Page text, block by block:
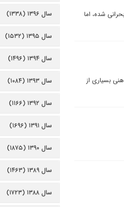
شده، اما
بسیاری از
سال ۱۳۹۶ (۱۳۳۸)
سال ۱۳۹۵ (۱۵۳۲)
سال ۱۳۹۴ (۱۴۹۶)
سال ۱۳۹۳ (۱۰۸۴)
سال ۱۳۹۲ (۱۱۶۶)
سال ۱۳۹۱ (۱۶۹۶)
سال ۱۳۹۰ (۱۸۷۵)
سال ۱۳۸۹ (۱۴۶۳)
سال ۱۳۸۸ (۱۷۲۳)